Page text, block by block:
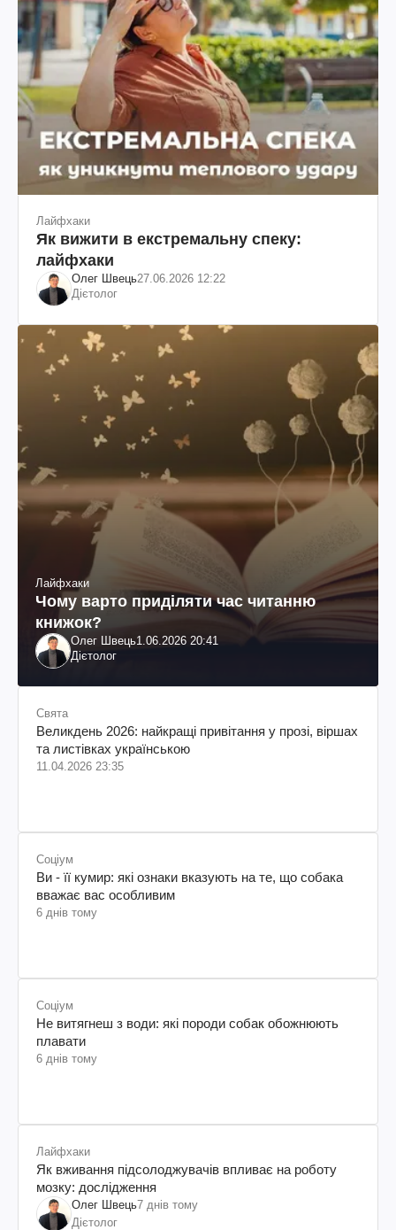
Лайфхаки
Як вижити в екстремальну спеку:
лайфхаки
Олег Швець27.06.2026 12:22
Дієтолог
Лайфхаки
Чому варто приділяти час читанню
книжок?
Олег Швець1.06.2026 20:41
Дієтолог
Свята
Великдень 2026: найкращі привітання у прозі, віршах
та листівках українською
11.04.2026 23:35
Соціум
Ви - її кумир: які ознаки вказують на те, що собака
вважає вас особливим
6 днів тому
Соціум
Не витягнеш з води: які породи собак обожнюють
плавати
6 днів тому
Лайфхаки
Як вживання підсолоджувачів впливає на роботу
мозку: дослідження
Олег Швець7 днів тому
Дієтолог